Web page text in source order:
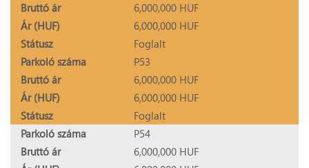
Bruttó ár
6,000,000 HUF
Ár (HUF)
6,000,000 HUF
Státusz
Foglalt
Parkoló száma
P53
Bruttó ár
6,000,000 HUF
Ár (HUF)
6,000,000 HUF
Státusz
Foglalt
Parkoló száma
P54
Bruttó ár
6,000,000 HUF